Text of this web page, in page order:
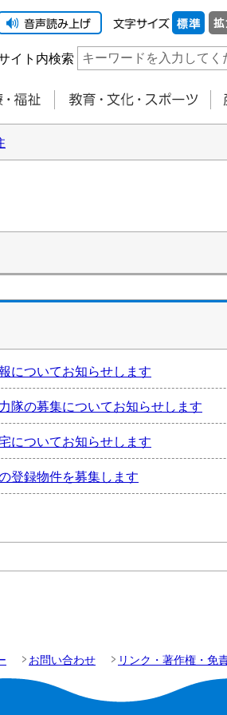
イト内検索
についてお知らせします
隊の募集についてお知らせします
についてお知らせします
登録物件を募集します
お問い合わせ リンク・著作権・免